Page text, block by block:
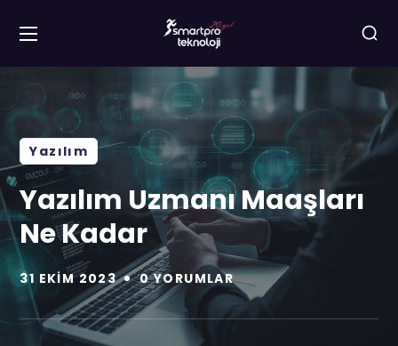
Yazılım
Yazılım Uzmanı Maaşları
Ne Kadar
31 EKIM 2023 0 YORUMLAR